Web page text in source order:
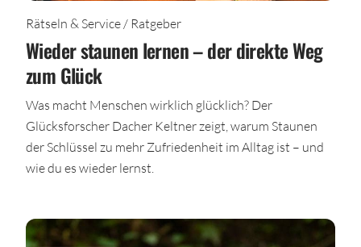
Rätseln & Service / Ratgeber
Wieder staunen lernen – der direkte Weg
zum Glück
Was macht Menschen wirklich glücklich? Der
Glücksforscher Dacher Keltner zeigt, warum Staunen
der Schlüssel zu mehr Zufriedenheit im Alltag ist – und
wie du es wieder lernst.